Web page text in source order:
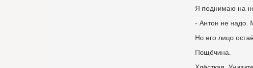
Я поднимаю на
- Антон не надо.
Но его лицо
Пощёчина.